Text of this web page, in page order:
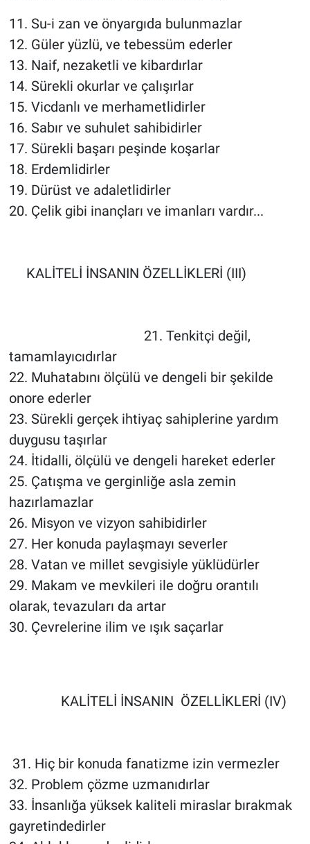
11. Su-i zan ve önyargıda bulunmazlar
12. Güler yüzlü, ve tebessüm ederler
13. Naif, nezaketli ve kibardırlar
14. Sürekli okurlar ve çalışırlar
15. Vicdanlı ve merhametlidirler
16. Sabır ve suhulet sahibidirler
17. Sürekli başarı peşinde koşarlar
18. Erdemlidirler
19. Dürüst ve adaletlidirler
20. Çelik gibi inançları ve imanları vardır...
KALİTELİ İNSANIN ÖZELLİKLERİ (III)
21. Tenkitçi değil,
tamamlayıcıdırlar
22. Muhatabını ölçülü ve dengeli bir şekilde
onore ederler
23. Sürekli gerçek ihtiyaç sahiplerine yardım
duygusu taşırlar
24. İtidalli, ölçülü ve dengeli hareket ederler
25. Çatışma ve gerginliğe asla zemin
hazırlamazlar
26. Misyon ve vizyon sahibidirler
27. Her konuda paylaşmayı severler
28. Vatan ve millet sevgisiyle yüklüdürler
29. Makam ve mevkileri ile doğru orantılı
olarak, tevazuları da artar
30. Çevrelerine ilim ve ışık saçarlar
KALİTELİ İNSANIN ÖZELLİKLERİ (IV)
31. Hiç bir konuda fanatizme izin vermezler
32. Problem çözme uzmanıdırlar
33. İnsanlığa yüksek kaliteli miraslar bırakmak
gayretindedirler